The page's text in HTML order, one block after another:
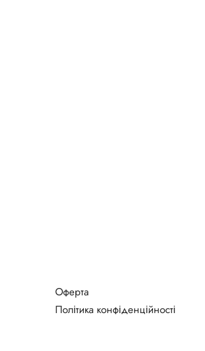
Оферта
Політика конфіденційності